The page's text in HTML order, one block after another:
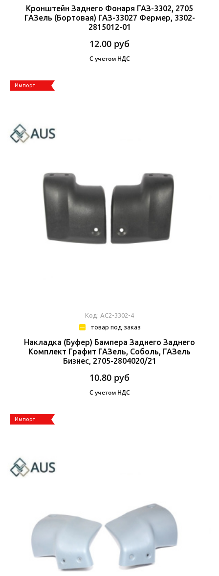
Кронштейн Заднего Фонаря ГАЗ-3302, 2705
ГАЗель (бортовая) ГАЗ-33027 Фермер, 3302-
2815012-01
12.00 руб
С учетом НДС
Импорт
Код: АС2-3302-4
товар под заказ
Накладка (Буфер) Бампера Заднего Заднего
Комплект Графит ГАЗель, Соболь, ГАЗель
Бизнес, 2705-2804020/21
10.80 руб
С учетом НДС
Импорт